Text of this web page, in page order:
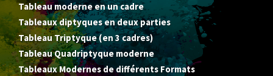
Tableau moderne en un cadre
Tableaux diptyques en deux parties
Tableau Triptyque (en 3 cadres)
Tableau Quadriptyque moderne
Tableaux Modernes de différents Formats